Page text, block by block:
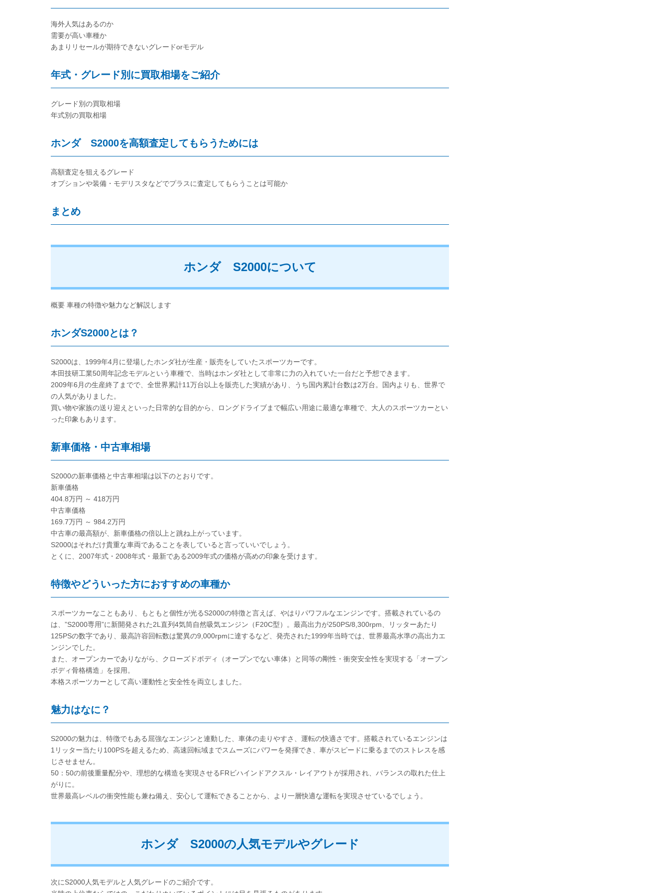
海外人気はあるのか
需要が高い車種か
あまりリセールが期待できないグレードorモデル
年式・グレード別に買取相場をご紹介
グレード別の買取相場
年式別の買取相場
ホンダ S2000を高額査定してもらうためには
高額査定を狙えるグレード
オプションや装備・モデリスタなどでプラスに査定してもらうことは可能か
まとめ
ホンダ S2000について
概要 車種の特徴や魅力など解説します
ホンダS2000とは？
S2000は、1999年4月に登場したホンダ社が生産・販売をしていたスポーツカーです。
本田技研工業50周年記念モデルという車種で、当時はホンダ社として非常に力の入れていた一台だと予想できます。
2009年6月の生産終了までで、全世界累計11万台以上を販売した実績があり、うち国内累計台数は2万台。国内よりも、世界で
の人気がありました。
買い物や家族の送り迎えといった日常的な目的から、ロングドライブまで幅広い用途に最適な車種で、大人のスポーツカーとい
った印象もあります。
新車価格・中古車相場
S2000の新車価格と中古車相場は以下のとおりです。
新車価格
404.8万円 ～ 418万円
中古車価格
169.7万円 ～ 984.2万円
中古車の最高額が、新車価格の倍以上と跳ね上がっています。
S2000はそれだけ貴重な車両であることを表していると言っていいでしょう。
とくに、2007年式・2008年式・最新である2009年式の価格が高めの印象を受けます。
特徴やどういった方におすすめの車種か
スポーツカーなこともあり、もともと個性が光るS2000の特徴と言えば、やはりパワフルなエンジンです。搭載されているの
は、”S2000専用”に新開発された2L直列4気筒自然吸気エンジン（F20C型）。最高出力が250PS/8,300rpm、リッターあたり
125PSの数字であり、最高許容回転数は驚異の9,000rpmに達するなど、発売された1999年当時では、世界最高水準の高出力エ
ンジンでした。
また、オープンカーでありながら、クローズドボディ（オープンでない車体）と同等の剛性・衝突安全性を実現する「オープン
ボディ骨格構造」を採用。
本格スポーツカーとして高い運動性と安全性を両立しました。
魅力はなに？
S2000の魅力は、特徴でもある屈強なエンジンと連動した、車体の走りやすさ、運転の快適さです。搭載されているエンジンは
1リッター当たり100PSを超えるため、高速回転域までスムーズにパワーを発揮でき、車がスピードに乗るまでのストレスを感
じさせません。
50：50の前後重量配分や、理想的な構造を実現させるFRビハインドアクスル・レイアウトが採用され、バランスの取れた仕上
がりに。
世界最高レベルの衝突性能も兼ね備え、安心して運転できることから、より一層快適な運転を実現させているでしょう。
ホンダ S2000の人気モデルやグレード
次にS2000人気モデルと人気グレードのご紹介です。